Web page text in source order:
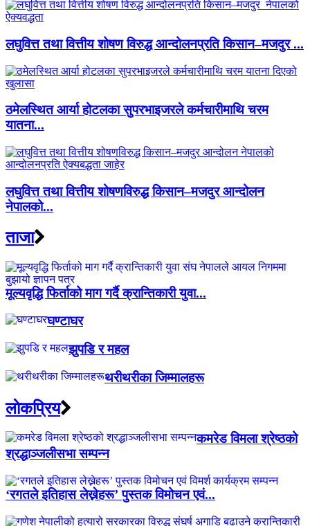
लघुवित्त तथा वित्तीय शोषण विरुद्ध आन्दोलनप्रति किसान–मजदुर ...
ठमेलस्थित आर्या होटलका सुपरभाइजरले कर्मचारीमाथि चरम
यातना...
लघुवित्त तथा वित्तीय शोषणविरुद्ध किसान–मजदुर आन्दोलन
नेपालको...
ताजा
मूल्यवृद्धि फिर्ताको माग गर्दै क्रान्तिकारी युवा...
घण्टाघर
झुपडि र महल
थरीथरीका जिम्मालहरू
लाेकप्रिय
कमरेड विमला श्रेष्ठको
श्रद्धाञ्जलीसभा सम्पन्न
‘रगतले इतिहास लेख्नेहरू’ पुस्तक विमोचन एवं...